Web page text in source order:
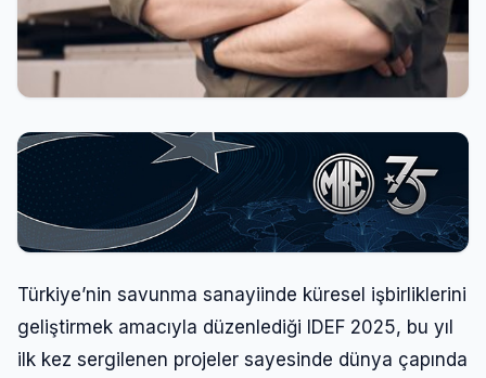
Türkiye’nin savunma sanayiinde küresel işbirliklerini
geliştirmek amacıyla düzenlediği IDEF 2025, bu yıl
ilk kez sergilenen projeler sayesinde dünya çapında